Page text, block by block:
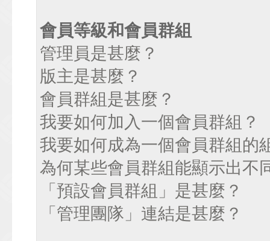
會員等級和會員群組
管理員是甚麼？
版主是甚麼？
會員群組是甚麼？
我要如何加入一個會員群組？
我要如何成為一個會員群組的
為何某些會員群組能顯示出不
「預設會員群組」是甚麼？
「管理團隊」連結是甚麼？